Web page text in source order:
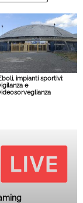
impianti sportivi:
e